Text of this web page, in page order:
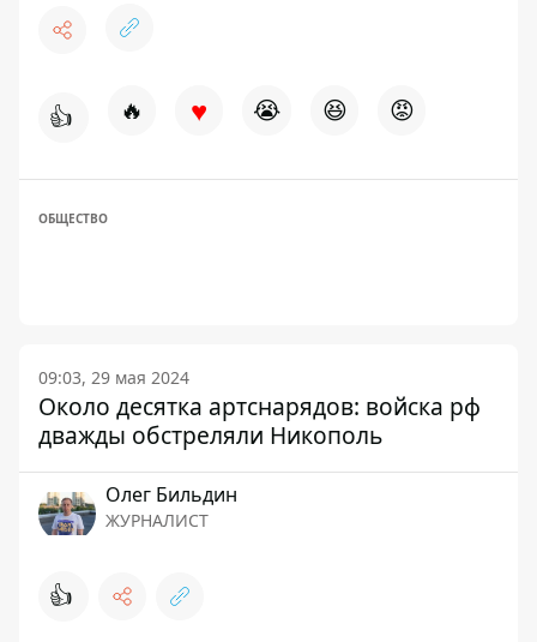
👍 🔥 ♥ 😭 😆 😡
ОБЩЕСТВО
09:03, 29 мая 2024
Около десятка артснарядов: войска рф
дважды обстреляли Никополь
Олег Бильдин
ЖУРНАЛИСТ
👍